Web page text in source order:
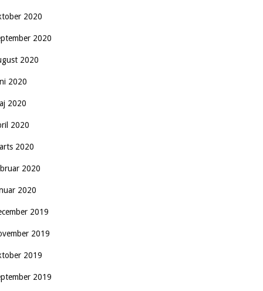
2020
2020
2020
2020
2020
2020
2020
2020
2020
2019
2019
2019
2019